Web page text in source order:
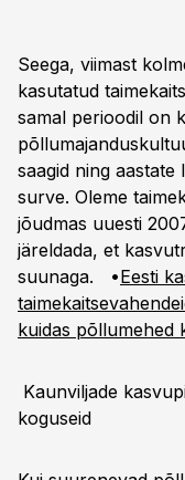
Seega, viimast
kasutatud
samal perioodil on
saagid ning aastate
surve. Oleme
jõudmas uuesti
järeldada, et
suunaga. •Eesti
kuidas põllumehed
Kaunviljade
koguseid